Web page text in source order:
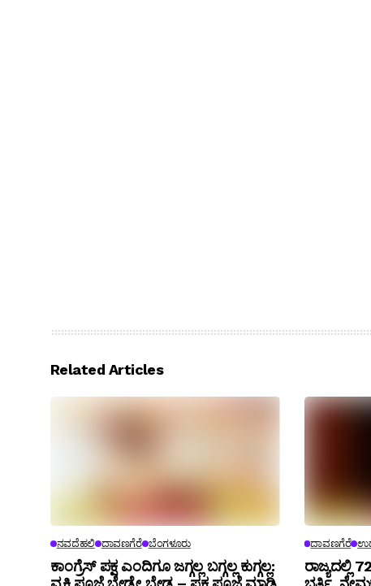
Related Articles
ನವದೆಹಲಿ ದಾವಣಗೆರೆ ಬೆಂಗಳೂರು
ಕಾಂಗ್ರೆಸ್ ಪಕ್ಷ ಎಂದಿಗೂ ಜಗ್ಗಲ್ಲ ಬಗ್ಗಲ್ಲ ಕುಗ್ಗಲ್ಲ:
ದಾವಣಗೆರೆ
ರಾಜ್ಯದಲ್ಲಿ